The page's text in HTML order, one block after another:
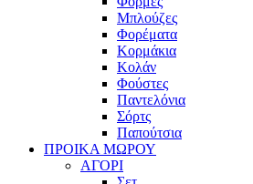
Μπλούζες
Φορέματα
Κορμάκια
Κολάν
Φούστες
Παντελόνια
Σόρτς
Παπούτσια
ΠΡΟΙΚΑ ΜΩΡΟΥ
ΑΓΟΡΙ